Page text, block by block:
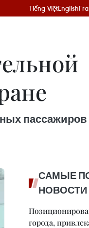
Tiếng ViệtEnglish
САМЫЕ
НОВОСТИ
города,